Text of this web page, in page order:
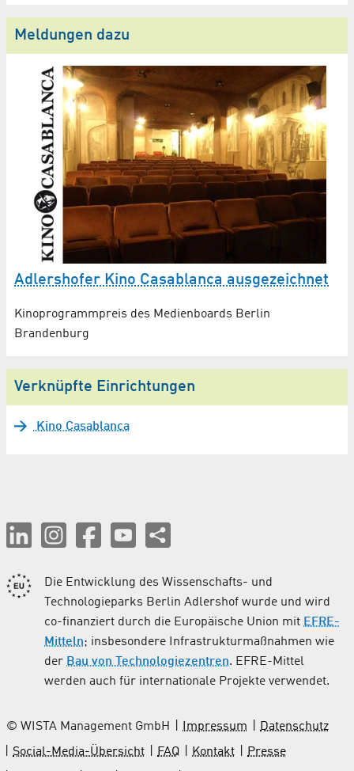
Meldungen dazu
Adlershofer Kino Casablanca ausgezeichnet
Kinoprogrammpreis des Medienboards Berlin
Brandenburg
Verknüpfte Einrichtungen
Kino Casablanca
Die Entwicklung des Wissenschafts- und
Technologieparks Berlin Adlershof wurde und wird
co-finanziert durch die Europäische Union mit EFRE-
Mitteln; insbesondere Infrastrukturmaßnahmen wie
der Bau von Technologiezentren. EFRE-Mittel
werden auch für internationale Projekte verwendet.
© WISTA Management GmbH Impressum
Datenschutz
Social-Media-Übersicht
FAQ Kontakt
Presse